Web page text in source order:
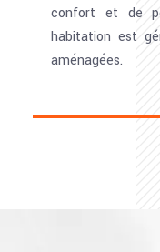
confort et de
habitation est
aménagées.